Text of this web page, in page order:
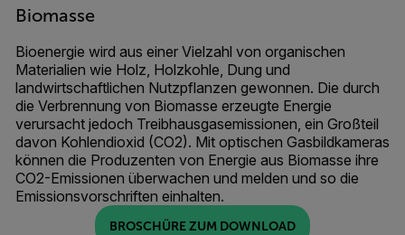
Biomasse
Bioenergie wird aus einer Vielzahl von organischen
Materialien wie Holz, Holzkohle, Dung und
landwirtschaftlichen Nutzpflanzen gewonnen. Die durch
die Verbrennung von Biomasse erzeugte Energie
verursacht jedoch Treibhausgasemissionen, ein Großteil
davon Kohlendioxid (CO2). Mit optischen Gasbildkameras
können die Produzenten von Energie aus Biomasse ihre
CO2-Emissionen überwachen und melden und so die
Emissionsvorschriften einhalten.
BROSCHÜRE ZUM DOWNLOAD